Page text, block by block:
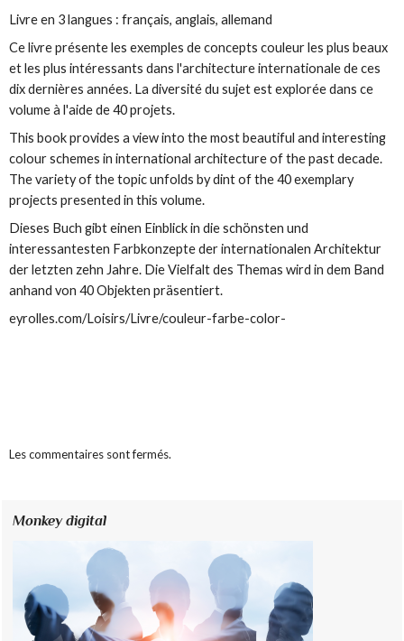
Livre en 3 langues : français, anglais, allemand
Ce livre présente les exemples de concepts couleur les plus beaux
et les plus intéressants dans l'architecture internationale de ces
dix dernières années. La diversité du sujet est explorée dans ce
volume à l'aide de 40 projets.
This book provides a view into the most beautiful and interesting
colour schemes in international architecture of the past decade.
The variety of the topic unfolds by dint of the 40 exemplary
projects presented in this volume.
Dieses Buch gibt einen Einblick in die schönsten und
interessantesten Farbkonzepte der internationalen Architektur
der letzten zehn Jahre. Die Vielfalt des Themas wird in dem Band
anhand von 40 Objekten präsentiert.
eyrolles.com/Loisirs/Livre/couleur-farbe-color-
Les commentaires sont fermés.
Monkey digital